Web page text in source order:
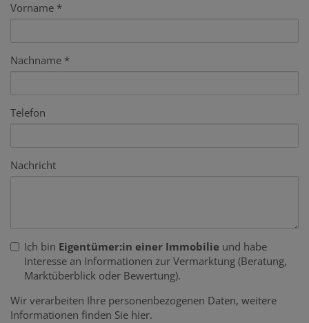
Vorname
Nachname
Telefon
Nachricht
Ich bin Eigentümer:in einer Immobilie und habe
Interesse an Informationen zur Vermarktung (Beratung,
Marktüberblick oder Bewertung).
Wir verarbeiten Ihre personenbezogenen Daten, weitere
Informationen finden Sie hier.